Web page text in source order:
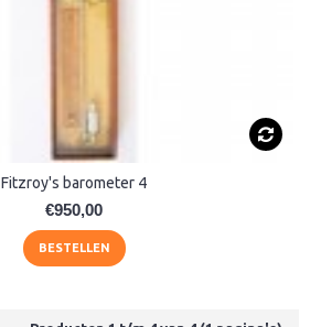
Fitzroy's barometer 4
€950,00
BESTELLEN